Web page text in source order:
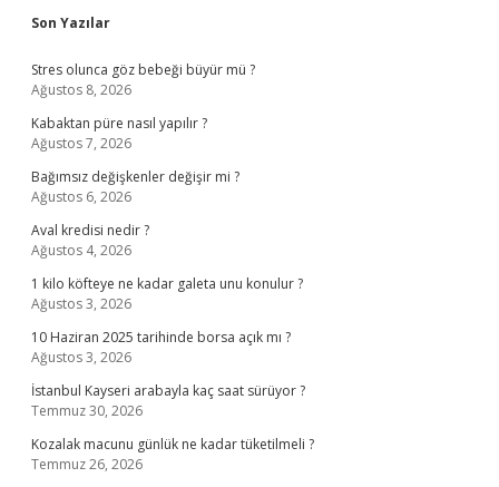
Sidebar
Son Yazılar
Stres olunca göz bebeği büyür mü ?
Ağustos 8, 2026
Kabaktan püre nasıl yapılır ?
Ağustos 7, 2026
Bağımsız değişkenler değişir mi ?
Ağustos 6, 2026
Aval kredisi nedir ?
Ağustos 4, 2026
1 kilo köfteye ne kadar galeta unu konulur ?
Ağustos 3, 2026
10 Haziran 2025 tarihinde borsa açık mı ?
Ağustos 3, 2026
İstanbul Kayseri arabayla kaç saat sürüyor ?
Temmuz 30, 2026
Kozalak macunu günlük ne kadar tüketilmeli ?
Temmuz 26, 2026